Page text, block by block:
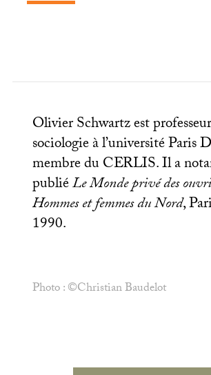
Olivier Schwartz est
sociologie à l’université Paris
membre duCERLIS. Il a
publiéLe Monde privé des
Hommes et femmes du Nord,
1990.
Photo : ©Christian Baudelot